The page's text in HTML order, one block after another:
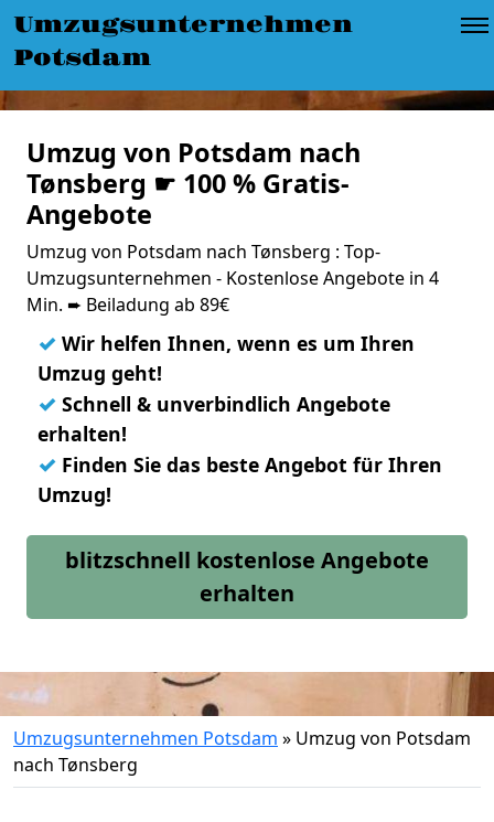
Umzugsunternehmen
Potsdam
Umzug von Potsdam nach
Tønsberg ☛ 100 % Gratis-
Angebote
Umzug von Potsdam nach Tønsberg : Top-
Umzugsunternehmen - Kostenlose Angebote in 4
Min. ➨ Beiladung ab 89€
✓ Wir helfen Ihnen, wenn es um Ihren
Umzug geht!
✓ Schnell & unverbindlich Angebote
erhalten!
✓ Finden Sie das beste Angebot für Ihren
Umzug!
blitzschnell kostenlose Angebote
erhalten
Umzugsunternehmen Potsdam » Umzug von Potsdam
nach Tønsberg